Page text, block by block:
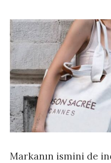
Markanın ismini de